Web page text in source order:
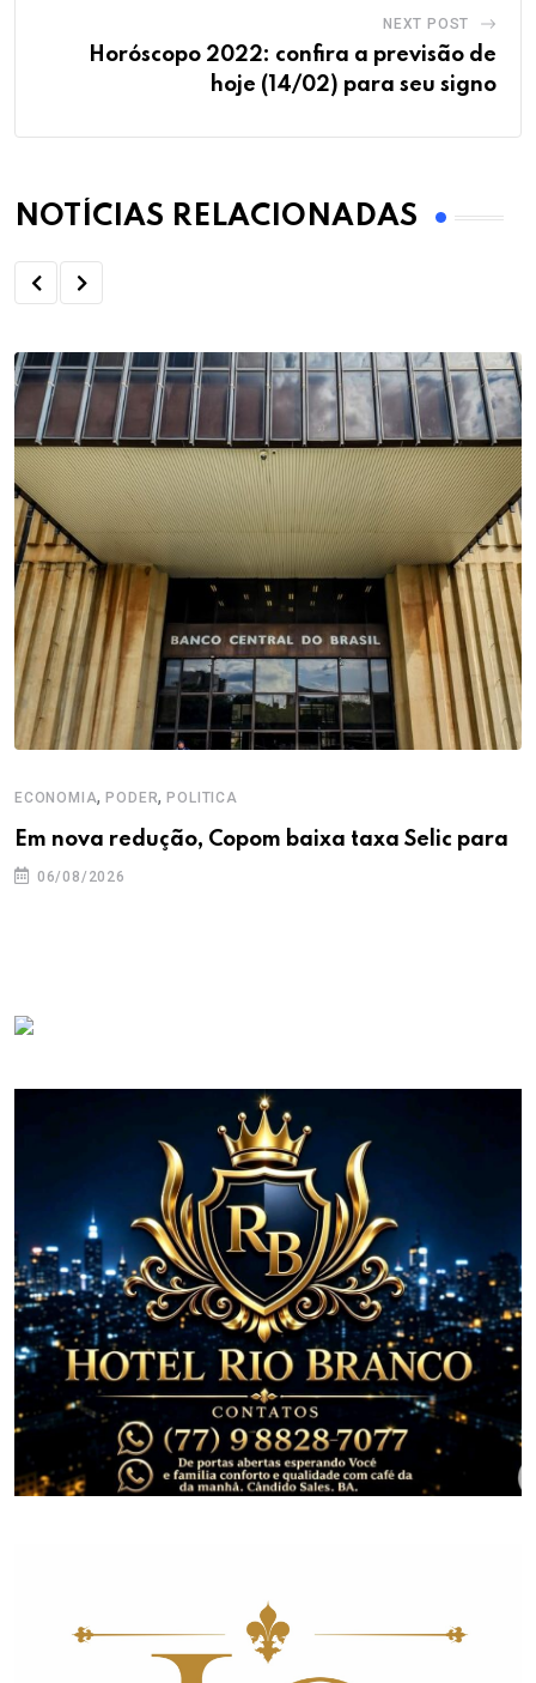
NEXT POST
Horóscopo 2022: confira a previsão de
hoje (14/02) para seu signo
NOTÍCIAS RELACIONADAS
ECONOMIA,PODER,POLITICA
Em nova redução, Copom baixa taxa Selic para
06/08/2026